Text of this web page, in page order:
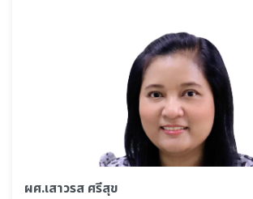
ผศ.เสาวรส ศรีสุข